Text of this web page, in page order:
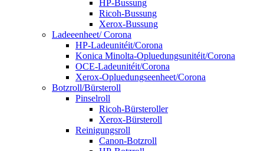
HP-Bussung
Ricoh-Bussung
Xerox-Bussung
Ladeeenheet/ Corona
HP-Ladeunitéit/Corona
Konica Minolta-Opluedungsunitéit/Corona
OCE-Ladeunitéit/Corona
Xerox-Opluedungseenheet/Corona
Botzroll/Bürsteroll
Pinselroll
Ricoh-Bürsteroller
Xerox-Bürsteroll
Reinigungsroll
Canon-Botzroll